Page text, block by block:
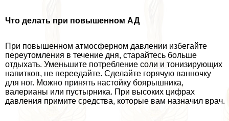
Что делать при повышенном АД
При повышенном атмосферном давлении избегайте
переутомления в течение дня, старайтесь больше
отдыхать. Уменьшите потрeбление соли и тонизирующих
напитков, не переедайте. Сделайте горячую ванночку
для ног. Можно принять настойку боярышника,
валерианы или пустырника. При высоких цифрах
давления примите средства, которые вам назначил врач.